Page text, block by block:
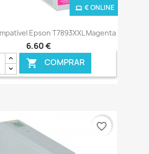
Epson T7893XXL Magenta
6,60 €
 COMPRAR
€ ONLINE
favorite_border